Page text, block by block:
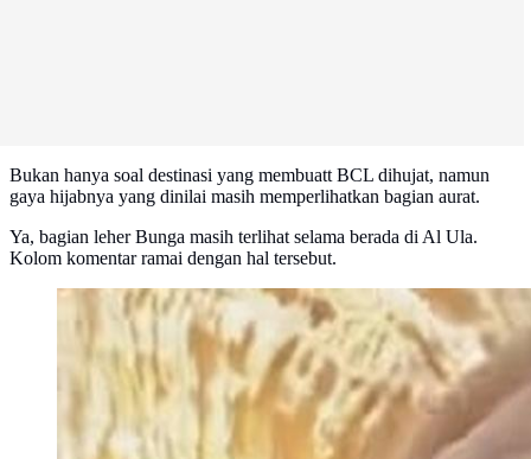
Bukan hanya soal destinasi yang membuatt BCL dihujat, namun
gaya hijabnya yang dinilai masih memperlihatkan bagian aurat.
Ya, bagian leher Bunga masih terlihat selama berada di Al Ula.
Kolom komentar ramai dengan hal tersebut.